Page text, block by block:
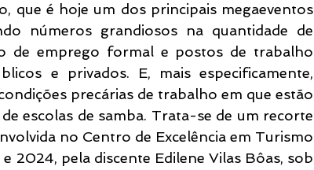
que é hoje um dos principais megaeventos
números grandiosos na quantidade de
de emprego formal e postos de trabalho
e privados. E, mais especificamente,
precárias de trabalho em que estão
escolas de samba. Trata-se de um recorte
no Centro de Excelência em Turismo
2024, pela discente Edilene Vilas Bôas, sob